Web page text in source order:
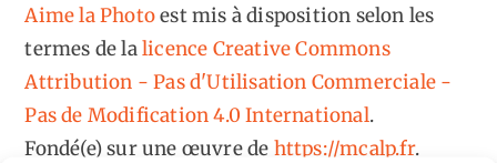
Aime la Photoest mis à disposition selon les
termes de lalicence Creative Commons
Attribution - Pas d'Utilisation Commerciale -
Pas de Modification 4.0 International.
Fondé(e) sur une œuvre de https://mcalp.fr.